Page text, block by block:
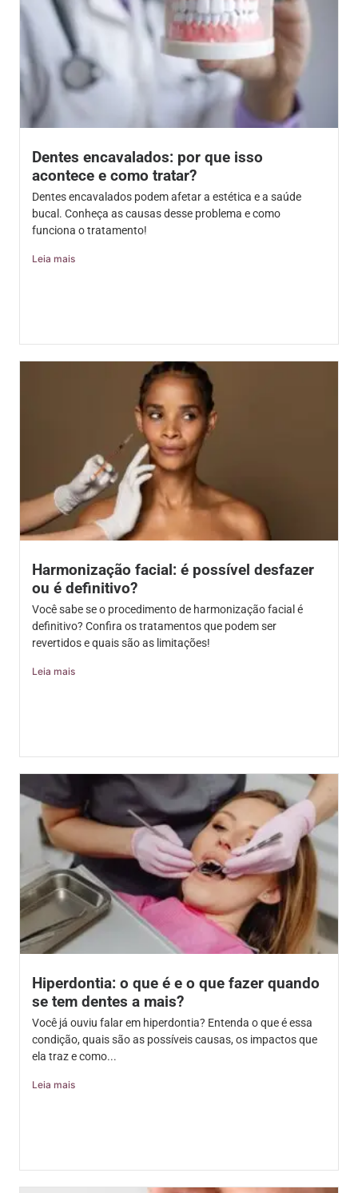
Dentes encavalados: por que isso
acontece e como tratar?
Dentes encavalados podem afetar a estética e a saúde
bucal. Conheça as causas desse problema e como
funciona o tratamento!
Leia mais
Harmonização facial: é possível desfazer
ou é definitivo?
Você sabe se o procedimento de harmonização facial é
definitivo? Confira os tratamentos que podem ser
revertidos e quais são as limitações!
Leia mais
Hiperdontia: o que é e o que fazer quando
se tem dentes a mais?
Você já ouviu falar em hiperdontia? Entenda o que é essa
condição, quais são as possíveis causas, os impactos que
ela traz e como...
Leia mais